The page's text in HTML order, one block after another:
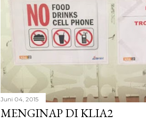
Juni 04, 2015
MENGINAP DI KLIA2